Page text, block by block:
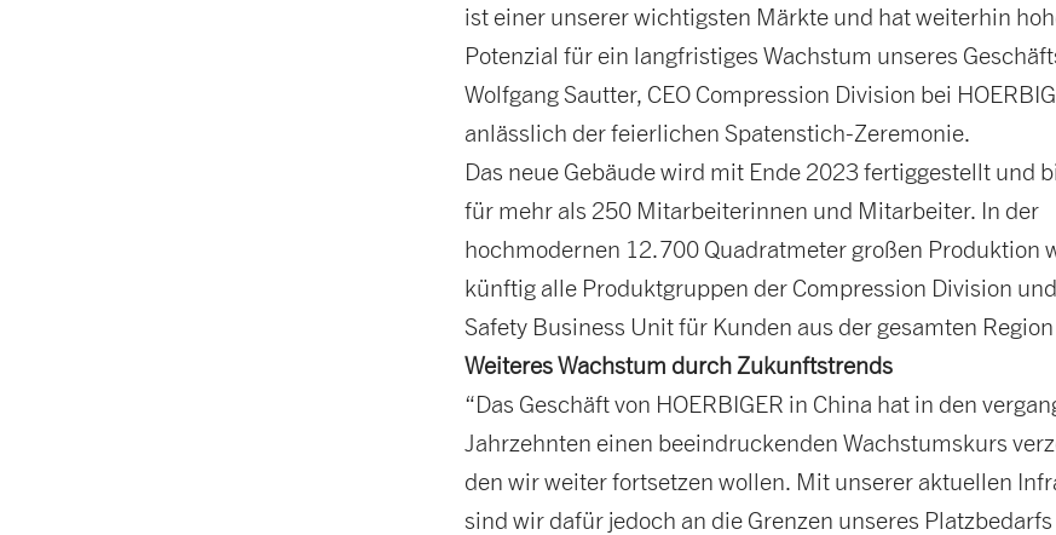
ist einer unserer wichtigsten Märkte und hat weiterhin
Potenzial für ein langfristiges Wachstum unseres
Wolfgang Sautter, CEO Compression Division bei
anlässlich der feierlichen Spatenstich-Zeremonie.
Das neue Gebäude wird mit Ende 2023 fertiggestellt und
für mehr als 250 Mitarbeiterinnen und Mitarbeiter. In der
hochmodernen 12.700 Quadratmeter großen Produktion
künftig alle Produktgruppen der Compression Division
Safety Business Unit für Kunden aus der gesamten
Weiteres Wachstum durch Zukunftstrends
“Das Geschäft von HOERBIGER in China hat in den
Jahrzehnten einen beeindruckenden Wachstumskurs
den wir weiter fortsetzen wollen. Mit unserer aktuellen
sind wir dafür jedoch an die Grenzen unseres